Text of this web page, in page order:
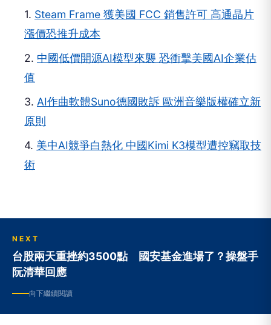
2.中國低價開源AI模型來襲 恐衝擊美國AI企業估
值
3. AI作曲軟體Suno德國敗訴 歐洲音樂版權確立新
原則
4. 美中AI競爭白熱化 中國Kimi K3模型遭控竊取技
術
台股兩天重挫約3500點 國安基金進場了？操盤手
阮清華回應
向下繼續閱讀
台股兩天重挫約3500點 國安基金
進場了？操盤手阮清華回應